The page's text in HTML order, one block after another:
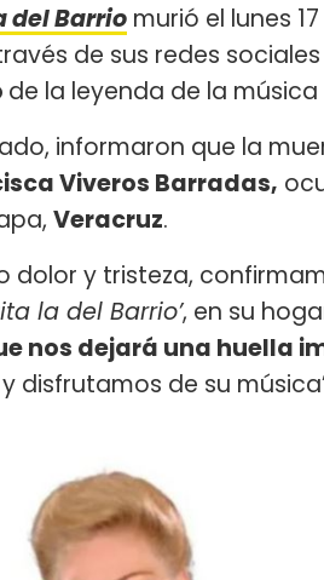
del Barrio murió el lunes
de sus redes
de la leyenda de la
informaron que la
Viveros Barradas,
Veracruz.
dolor y tristeza,
la del Barrio’, en su
nos dejará una huella
disfrutamos de su